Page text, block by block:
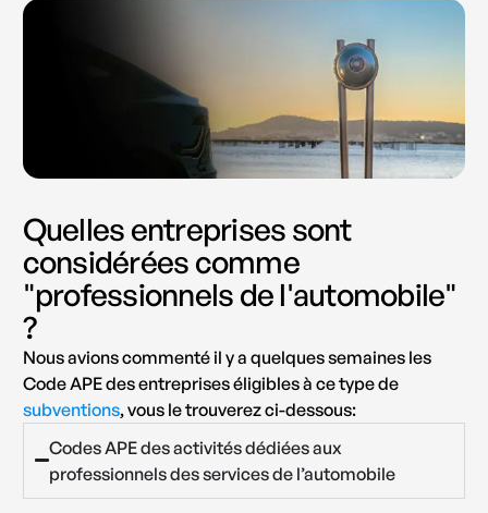
Quelles entreprises sont
considérées comme
"professionnels de l'automobile"
?
Nous avions commenté il y a quelques semaines les
Code APE des entreprises éligibles à ce type de
subventions, vous le trouverez ci-dessous:
Codes APE des activités dédiées aux
professionnels des services de l’automobile